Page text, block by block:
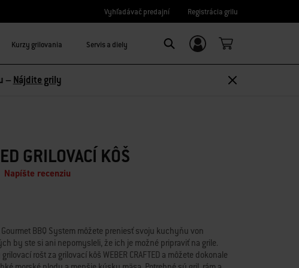
Vyhľadávač predajní Registrácia grilu
Kurzy grilovania Servis a diely Prihláste sa/Zaregistrujte sa
– Nájdite grily
GRILOVACÍ KÔŠ
Napíšte recenziu
Gourmet BBQ System môžete preniesť svoju kuchyňu von
by ste si ani nepomysleli, že ich je možné pripraviť na grile.
rošt za grilovací kôš WEBER CRAFTED a môžete dokonale